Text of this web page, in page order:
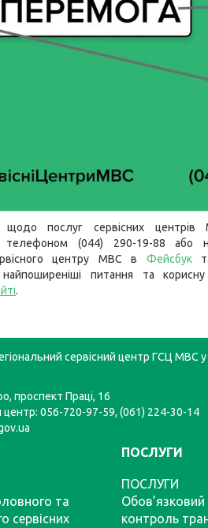
щодо послуг сервісних
(044) 290-19-88 або
центру МВС в Фейсбук
питання та
.
сервісний центр ГСЦ МВС у
проспект Праці, 16
центр: 056-720-97-59, (061) 224-30-14
та
сервісних
ПОСЛУГИ
ПОСЛУГИ
Обов’язковий
контроль